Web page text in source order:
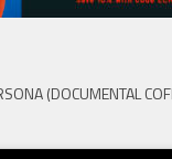
(DOCUMENTAL